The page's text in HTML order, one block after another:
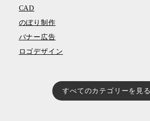
CAD
のぼり制作
バナー広告
ロゴデザイン
すべてのカテゴリーを見る